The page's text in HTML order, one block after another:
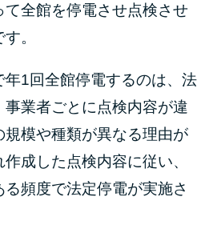
て全館を停電させ点検させ
。
年1回全館停電するのは、法
業者ごとに点検内容が違
規模や種類が異なる理由が
成した点検内容に従い、
頻度で法定停電が実施さ